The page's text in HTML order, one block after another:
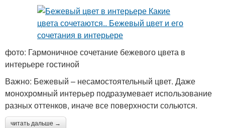
фото: Гармоничное сочетание бежевого цвета в
интерьере гостиной
Важно: Бежевый – несамостоятельный цвет. Даже
монохромный интерьер подразумевает использование
разных оттенков, иначе все поверхности сольются.
читать дальше →